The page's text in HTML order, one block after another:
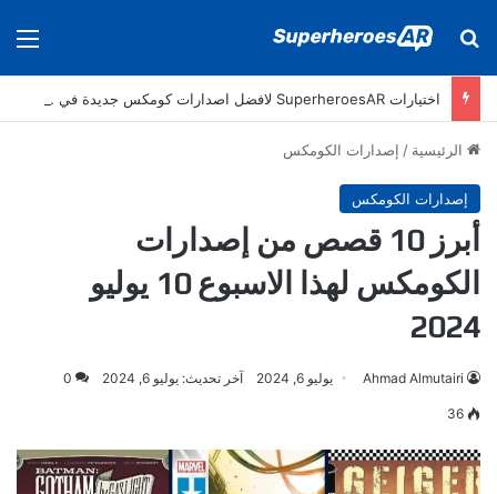
بحث عن
اختيارات SuperheroesAR لافضل اصدارات كومكس جديدة في سنة 2025
الرئيسية / إصدارات الكومكس
إصدارات الكومكس
أبرز 10 قصص من إصدارات
الكومكس لهذا الاسبوع 10 يوليو
2024
Ahmad Almutairi يوليو 6, 2024 آخر تحديث: يوليو 6, 2024 0
36